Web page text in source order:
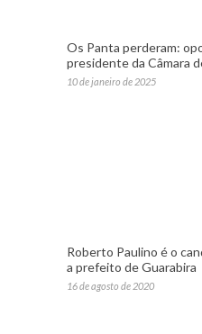
Os Panta perderam:
presidente da Câmara
10 de janeiro de 2025
Roberto Paulino é o
a prefeito de Guarabira
16 de agosto de 2020